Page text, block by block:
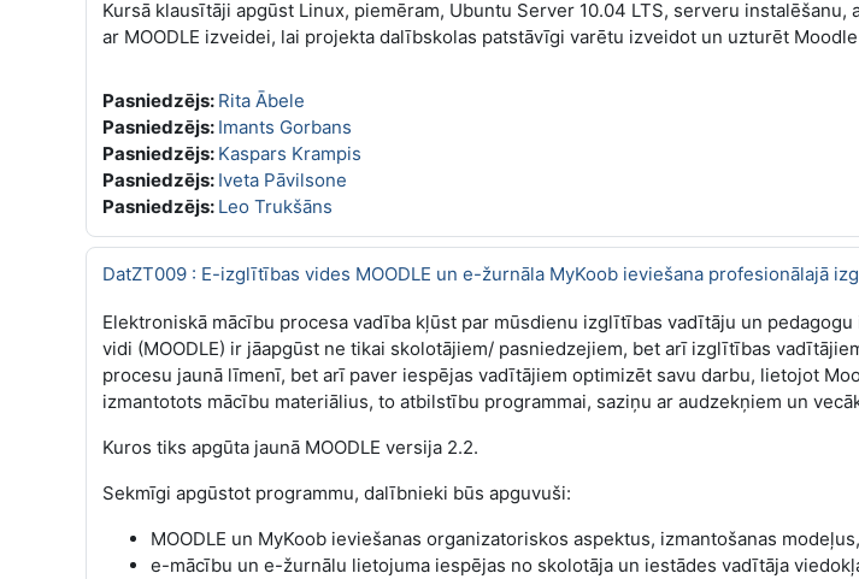
Kursā klausītāji apgūst Linux, piemēram, Ubuntu Server 10.04 LTS, serveru
ar MOODLE izveidei, lai projekta dalībskolas patstāvīgi varētu izveidot un uzturēt
Pasniedzējs: Rita Ābele
Pasniedzējs: Imants Gorbans
Pasniedzējs: Kaspars Krampis
Pasniedzējs: Iveta Pāvilsone
Pasniedzējs: Leo Trukšāns
DatZT009 : E-izglītības vides MOODLE un e-žurnāla MyKoob ieviešana profesionālajā
Elektroniskā mācību procesa vadība kļūst par mūsdienu izglītības vadītāju un
vidi (MOODLE) ir jāapgūst ne tikai skolotājiem/ pasniedzejiem, bet arī izglītības
procesu jaunā līmenī, bet arī paver iespējas vadītājiem optimizēt savu darbu, lietojot
izmantotots mācību materiālius, to atbilstību programmai, saziņu ar audzekņiem un
Kuros tiks apgūta jaunā MOODLE versija 2.2.
Sekmīgi apgūstot programmu, dalībnieki būs apguvuši:
MOODLE un MyKoob ieviešanas organizatoriskos aspektus, izmantošanas modeļus,
e-mācību un e-žurnālu lietojuma iespējas no skolotāja un iestādes vadītāja